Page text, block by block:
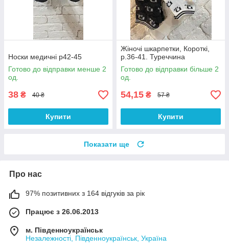
Носки медичні р42-45
Готово до відправки менше 2
од.
38 ₴ 40 ₴
Купити
Жіночі шкарпетки, Короткі,
р.36-41. Туреччина
Готово до відправки більше 2
од.
54,15 ₴ 57 ₴
Купити
Показати ще
Про нас
97% позитивних з 164 відгуків за рік
Працює з 26.06.2013
м. Південноукраїнськ
Незалежності, Південноукраїнськ, Україна